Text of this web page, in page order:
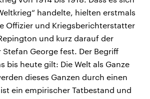
handelte, hielten erstmals
Offizier und Kriegsberichterstatter
und kurz darauf der
George fest. Der Begriff
bis heute gilt: Die Welt als Ganze
dieses Ganzen durch einen
ein empirischer Tatbestand und